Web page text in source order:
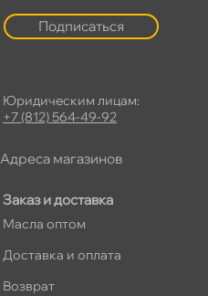
Заказ и доставка
Масла оптом
Доставка и оплата
озврат
Подписаться
Юридическим лицам:
+7 (812) 564-49-92
Адреса магазино